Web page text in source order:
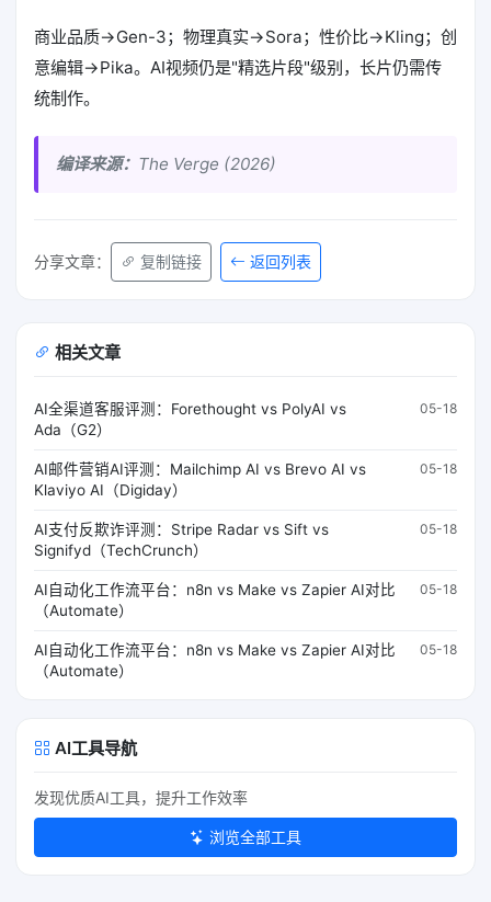
商业品质→Gen-3；物理真实→Sora；性价比→Kling；创
意编辑→Pika。AI视频仍是"精选片段"级别，长片仍需传
统制作。
编译来源： The Verge (2026)
分享文章： 复制链接 返回列表
相关文章
AI全渠道客服评测：Forethought vs PolyAI vs
Ada（G2）
05-18
AI邮件营销AI评测：Mailchimp AI vs Brevo AI vs
Klaviyo AI（Digiday）
05-18
AI支付反欺诈评测：Stripe Radar vs Sift vs
Signifyd（TechCrunch）
05-18
AI自动化工作流平台：n8n vs Make vs Zapier AI对比
（Automate）
05-18
AI自动化工作流平台：n8n vs Make vs Zapier AI对比
（Automate）
05-18
AI工具导航
发现优质AI工具，提升工作效率
浏览全部工具